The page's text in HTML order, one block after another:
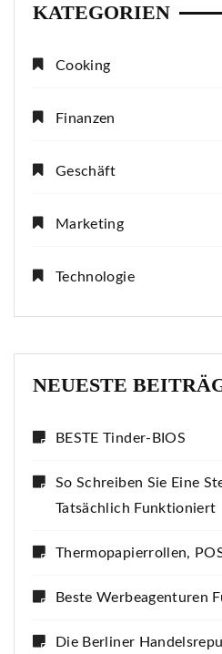
KATEGORIEN
Cooking
Finanzen
Geschäft
Marketing
Technologie
NEUESTE
BESTE Tinder-BIOS
So Schreiben Sie Eine
Tatsächlich Funktioniert
Thermopapierrollen,
Beste Werbeagenturen
Die Berliner